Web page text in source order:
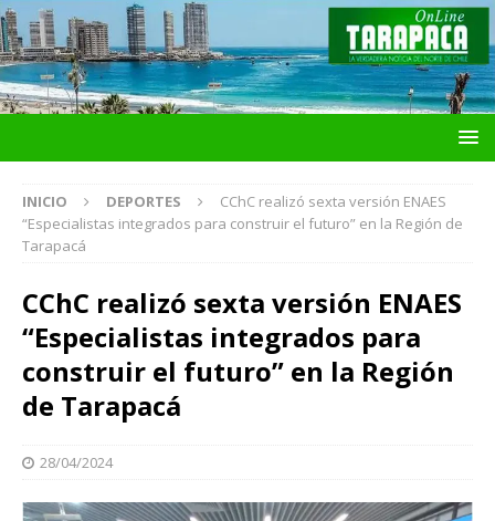
INICIO DEPORTES
CChC realizó sexta versión ENAES
“Especialistas integrados para construir el futuro” en la Región de
Tarapacá
CChC realizó sexta versión ENAES
“Especialistas integrados para
construir el futuro” en la Región
de Tarapacá
28/04/2024